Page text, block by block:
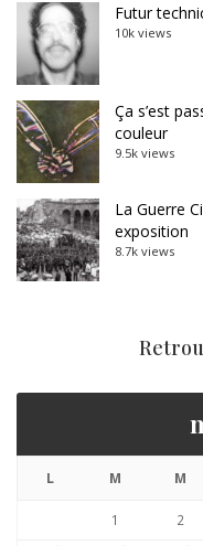
Futur
10k views
Ça s’est
couleur
9.5k views
La Guerre
exposition
8.7k views
L M M
1 2